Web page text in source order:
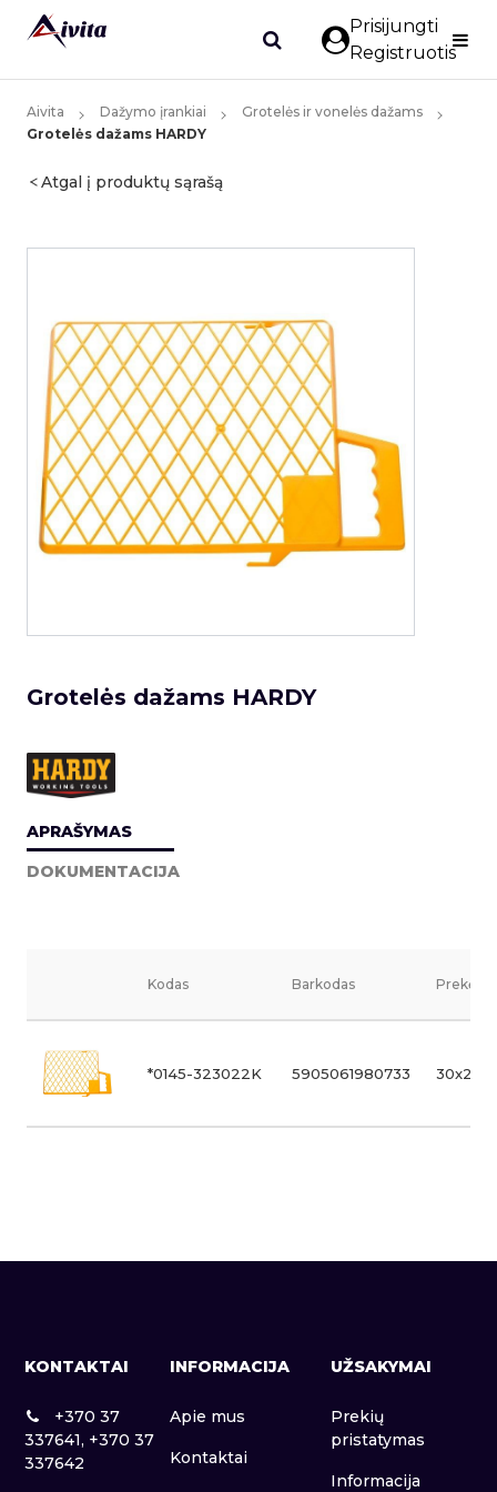
Prisijungti
Registruotis
Aivita Dažymo įrankiai
Grotelės ir vonelės dažams
Grotelės dažams HARDY
Atgal į produktų sąrašą
Grotelės dažams HARDY
APRAŠYMAS
DOKUMENTACIJA
Kodas Barkodas Prekės
*0145-323022K 5905061980733 30x22
KONTAKTAI
+370 37
337641, +370 37
337642
INFORMACIJA
Apie mus
Kontaktai
UŽSAKYMAI
Prekių
pristatymas
Informacija